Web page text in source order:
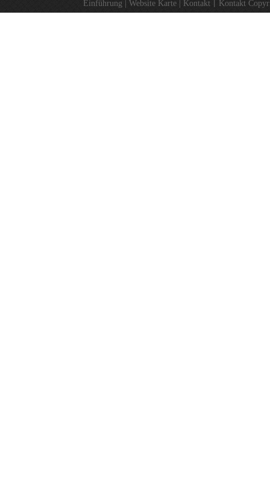
Einführung Website Karte Kontakt Kontakt